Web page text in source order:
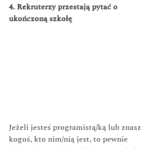
4. Rekruterzy przestają pytać o
ukończoną szkołę
Jeżeli jesteś programistą/ką lub znasz
kogoś, kto nim/nią jest, to pewnie